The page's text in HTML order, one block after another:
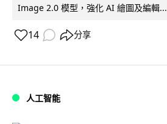
Image 2.0 模型，強化 AI 繪圖及編輯...
14 分享
人工智能